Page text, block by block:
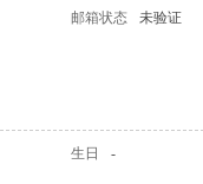
邮箱状态 未验证
生日
-